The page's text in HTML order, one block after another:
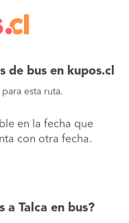
de bus en kupos.cl
esta ruta.
en la fecha que
con otra fecha.
a Talca en bus?